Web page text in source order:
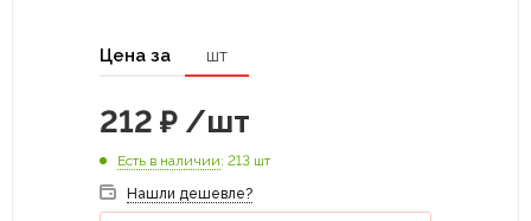
Цена за шт
212 ₽ /шт
Есть в наличии: 213 шт
Нашли дешевле?